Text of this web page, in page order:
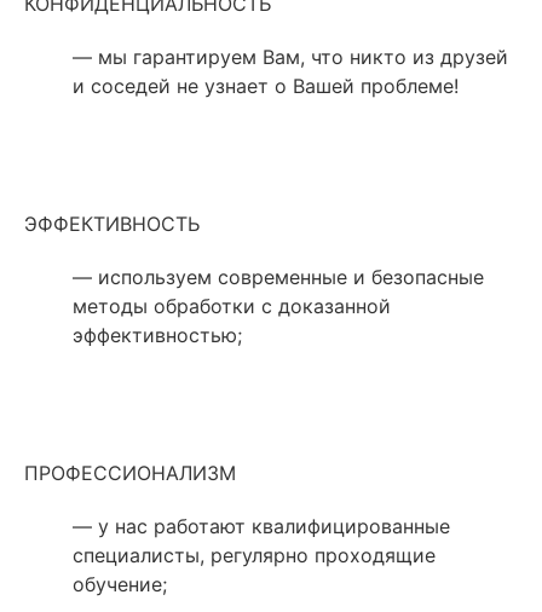
— мы гарантируем Вам, что никто из друзей
и соседей не узнает о Вашей проблеме!
ЭФФЕКТИВНОСТЬ
— используем современные и безопасные
методы обработки с доказанной
эффективностью;
ПРОФЕССИОНАЛИЗМ
— у нас работают квалифицированные
специалисты, регулярно проходящие
обучение;